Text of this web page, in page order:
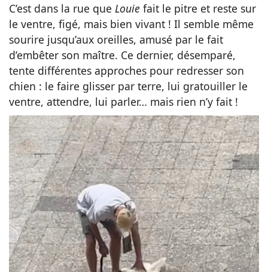
C’est dans la rue que Louie fait le pitre et reste sur
le ventre, figé, mais bien vivant ! Il semble même
sourire jusqu’aux oreilles, amusé par le fait
d’embêter son maître. Ce dernier, désemparé,
tente différentes approches pour redresser son
chien : le faire glisser par terre, lui gratouiller le
ventre, attendre, lui parler… mais rien n’y fait !